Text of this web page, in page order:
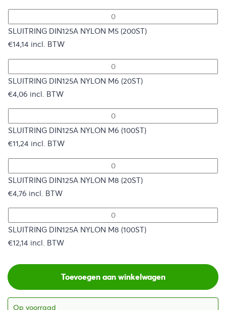
SLUITRING DIN125A NYLON M5 (200ST)
€14,14 incl. BTW
SLUITRING DIN125A NYLON M6 (20ST)
€4,06 incl. BTW
SLUITRING DIN125A NYLON M6 (100ST)
€11,24 incl. BTW
SLUITRING DIN125A NYLON M8 (20ST)
€4,76 incl. BTW
SLUITRING DIN125A NYLON M8 (100ST)
€12,14 incl. BTW
Toevoegen aan winkelwagen
Op voorraad